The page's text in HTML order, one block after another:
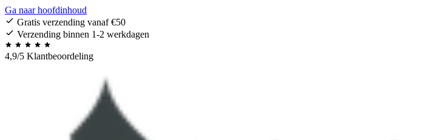
Ga naar hoofdinhoud
Gratis verzending vanaf €50
Verzending binnen 1-2 werkdagen
4,9/5 Klantbeoordeling